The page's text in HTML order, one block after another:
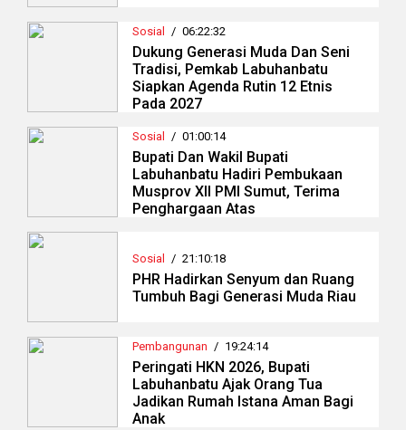
Sosial / 06:22:32
Dukung Generasi Muda Dan Seni
Tradisi, Pemkab Labuhanbatu
Siapkan Agenda Rutin 12 Etnis
Pada 2027
Sosial / 01:00:14
Bupati Dan Wakil Bupati
Labuhanbatu Hadiri Pembukaan
Musprov XII PMI Sumut, Terima
Penghargaan Atas
Sosial / 21:10:18
PHR Hadirkan Senyum dan Ruang
Tumbuh Bagi Generasi Muda Riau
Pembangunan / 19:24:14
Peringati HKN 2026, Bupati
Labuhanbatu Ajak Orang Tua
Jadikan Rumah Istana Aman Bagi
Anak